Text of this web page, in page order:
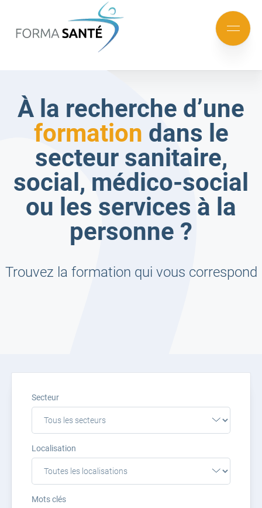
au
menu
au
contenu
Mobile
menu
À la recherche d’une
formation dans le
secteur sanitaire,
social, médico-social
ou les services à la
personne ?
Trouvez la formation qui vous correspond
Secteur
Localisation
Mots clés